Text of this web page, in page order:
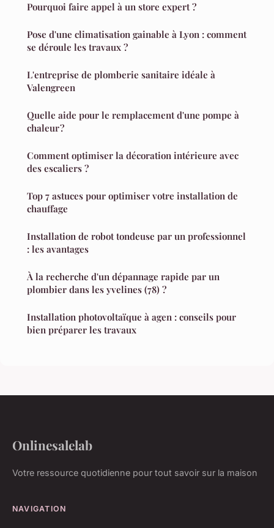
Pourquoi faire appel à un store expert ?
Pose d'une climatisation gainable à Lyon : comment
se déroule les travaux ?
L'entreprise de plomberie sanitaire idéale à
Valengreen
Quelle aide pour le remplacement d'une pompe à
chaleur ?
Comment optimiser la décoration intérieure avec
des escaliers ?
Top 7 astuces pour optimiser votre installation de
chauffage
Installation de robot tondeuse par un professionnel
: les avantages
À la recherche d'un dépannage rapide par un
plombier dans les yvelines (78) ?
Installation photovoltaïque à agen : conseils pour
bien préparer les travaux
Onlinesalelab
Votre ressource quotidienne pour tout savoir sur la maison
NAVIGATION